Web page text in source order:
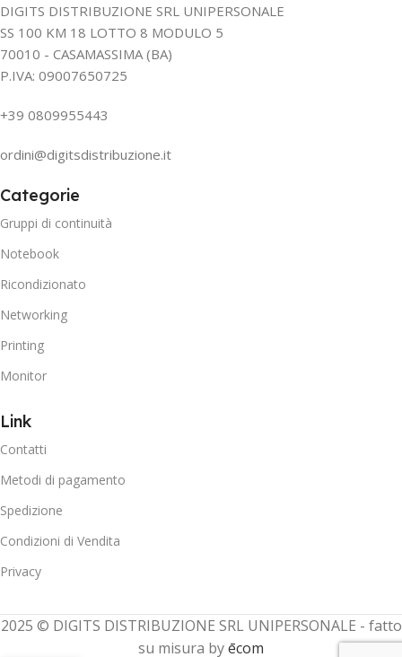
DIGITS DISTRIBUZIONE SRL UNIPERSONALE
SS 100 KM 18 LOTTO 8 MODULO 5
70010 - CASAMASSIMA (BA)
P.IVA: 09007650725
+39 0809955443
ordini@digitsdistribuzione.it
Categorie
Gruppi di continuità
Notebook
Ricondizionato
Networking
Printing
Monitor
Link
Contatti
Metodi di pagamento
Spedizione
Condizioni di Vendita
Privacy
2025 © DIGITS DISTRIBUZIONE SRL UNIPERSONALE - fatto
su misura byēcom